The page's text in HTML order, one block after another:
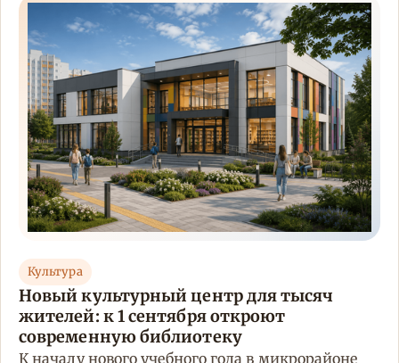
Культура
Новый культурный центр для тысяч
жителей: к 1 сентября откроют
современную библиотеку
К началу нового учебного года в микрорайоне